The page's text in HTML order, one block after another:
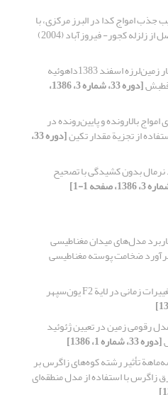
جذب امواج کدا در البرز مرکزی، با
کجور- فیروزآباد (2004)
محاسبه سازوکار زمین‌لرزه اسفند 1383داهوئیه
[دوره 33، شماره 3، 1386،
بالارونده و پایین‌رونده در
از تجزیة مقدار تکین [دوره 33،
نرمال بدون کشیدگی با تصحیح
مدل‌های میدان مغناطیسی
ضخامت پوسته مغناطیسی
بررسی تغییرات زمانی در لایة F2 یون‌سپهر
رقومی زمین در تعیین ژئوئید
[دوره 33، شماره 1، 1386]
تأثیر رشته کوه‌های زاگرس بر
با استفاده از مدل منطقه‌ای